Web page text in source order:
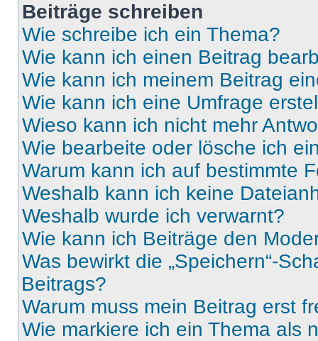
Beiträge schreiben
Wie schreibe ich ein Thema?
Wie kann ich einen Beitrag
Wie kann ich meinem Beitrag
Wie kann ich eine Umfrage
Wieso kann ich nicht mehr
Wie bearbeite oder lösche ich
Warum kann ich auf bestimmte
Weshalb kann ich keine
Weshalb wurde ich verwarnt?
Wie kann ich Beiträge den
Was bewirkt die „Speichern“-
Beitrags?
Warum muss mein Beitrag erst
Wie markiere ich ein Thema als